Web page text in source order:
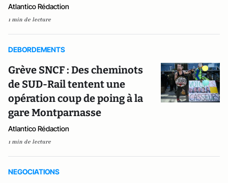
Atlantico Rédaction
1 min de lecture
DEBORDEMENTS
Grève SNCF : Des cheminots
de SUD-Rail tentent une
opération coup de poing à la
gare Montparnasse
Atlantico Rédaction
1 min de lecture
NEGOCIATIONS